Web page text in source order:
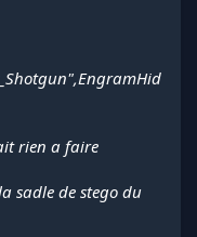
rien a faire
sadle de stego du